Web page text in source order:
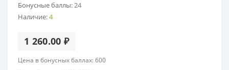
Бонусные баллы:24
Наличие:4
1 260.00 ₽
Цена в бонусных баллах: 600